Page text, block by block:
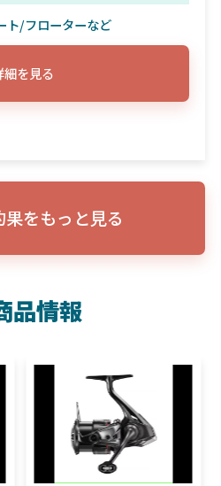
ト/フローターなど
細を見る
をもっと見る
品情報